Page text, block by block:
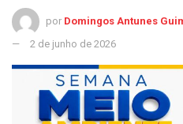
por Domingos Antunes
2 de junho de 2026